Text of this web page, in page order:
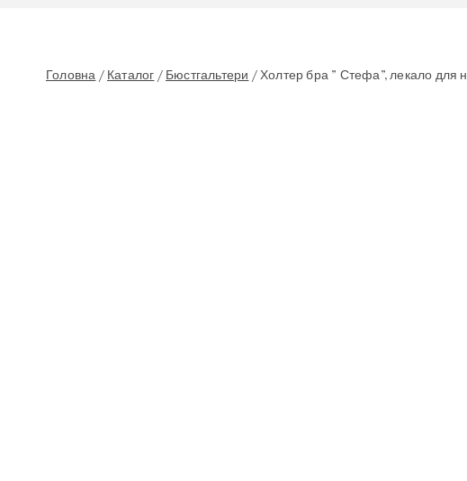
Головна / Каталог / Бюстгальтери /Холтер бра ” Стефа”, лекало для